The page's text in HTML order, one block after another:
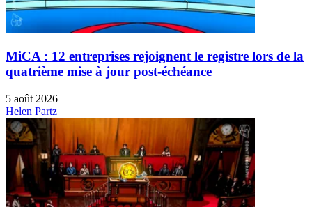
MiCA : 12 entreprises rejoignent le registre lors de la
quatrième mise à jour post-échéance
5 août 2026
Helen Partz